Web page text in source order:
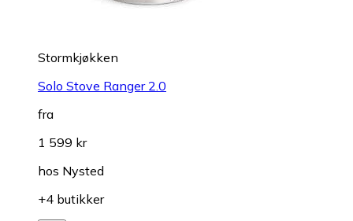
Stormkjøkken
Solo Stove Ranger 2.0
fra
1 599 kr
hos Nysted
+4 butikker